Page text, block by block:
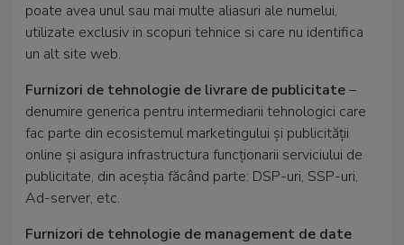
poate avea unul sau mai multe aliasuri ale numelui,
utilizate exclusiv in scopuri tehnice si care nu identifica
un alt site web.
Furnizori de tehnologie de livrare de publicitate–
denumire generica pentru intermediarii tehnologici care
fac parte din ecosistemul marketingului și publicității
online și asigura infrastructura funcționarii serviciului de
publicitate, din aceștia făcând parte: DSP-uri, SSP-uri,
Ad-server, etc.
Furnizori de tehnologie de management de date